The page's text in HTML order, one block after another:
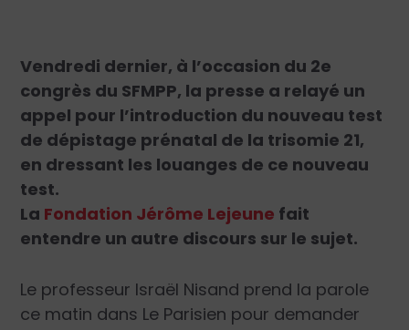
Vendredi dernier, à l’occasion du 2e
congrès du SFMPP, la presse a relayé un
appel pour l’introduction du nouveau test
de dépistage prénatal de la trisomie 21,
en dressant les louanges de ce nouveau
test.
La Fondation Jérôme Lejeune fait
entendre un autre discours sur le sujet.
Le professeur Israël Nisand prend la parole
ce matin dans Le Parisien pour demander